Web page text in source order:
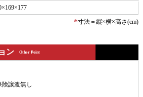
*寸法＝縦×横×高さ(cm)
ン Other Point
譲渡無し